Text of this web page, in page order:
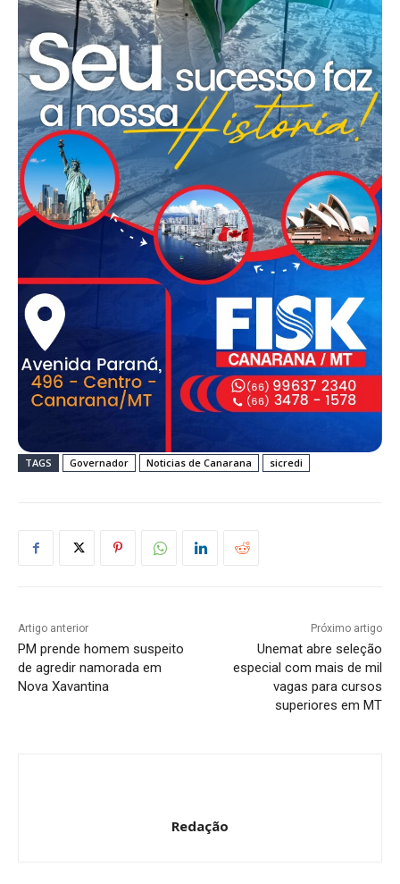
TAGS Governador Noticias de Canarana sicredi
Artigo anterior
PM prende homem suspeito
de agredir namorada em
Nova Xavantina
Próximo artigo
Unemat abre seleção
especial com mais de mil
vagas para cursos
superiores em MT
Redação